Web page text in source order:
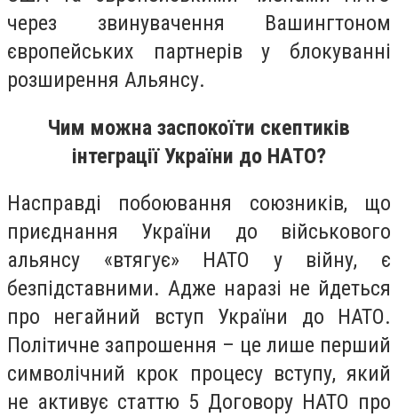
через звинувачення Вашингтоном
європейських партнерів у блокуванні
розширення Альянсу.
Чим можна заспокоїти скептиків
інтеграції України до НАТО?
Насправді побоювання союзників, що
приєднання України до військового
альянсу «втягує» НАТО у війну, є
безпідставними. Адже наразі не йдеться
про негайний вступ України до НАТО.
Політичне запрошення – це лише перший
символічний крок процесу вступу, який
не активує статтю 5 Договору НАТО про